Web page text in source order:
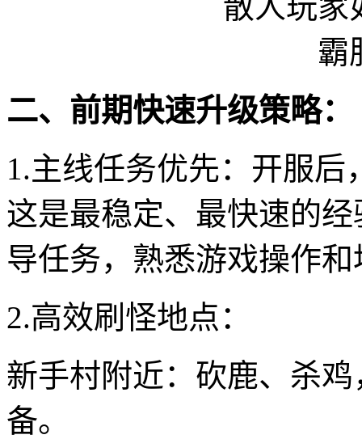
二、前期快速升级策略：
1.主线任务优先：开服
这是最稳定、最快速的
导任务，熟悉游戏操作和
2.高效刷怪地点：
新手村附近：砍鹿、杀
备。